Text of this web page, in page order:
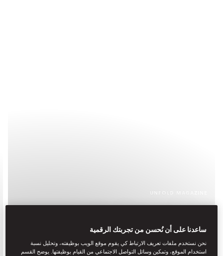
TRIPS OF A LIFETIME: A
GOURMAND’S TOUR OF SOUTH-
EAST ASIA
ساعدنا على أن نُحسن من تجربتك الرقمية
نحن نستخدم ملفات تعريف الارتباط كي يقوم موقع الويب بوظيفته، وتحليل نسبة
استخدام الموقع، وتمكين وسائل التواصل الاجتماعي من القيام بوظيفتها. يوضح القسم